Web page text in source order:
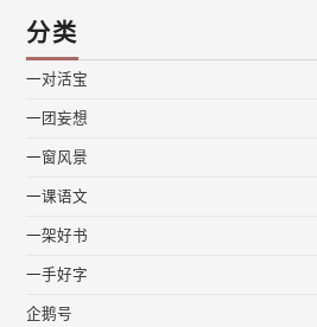
分类
一对活宝
一团妄想
一窗风景
一课语文
一架好书
一手好字
企鹅号